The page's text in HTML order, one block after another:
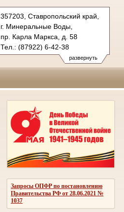
развернуть
357203, Ставропольский край,
г. Минеральные Воды,
пр. Карла Маркса, д. 58
Тел.: (87922) 6-42-38
6-43-89 (ф.)
mineralovodsky.stv@sudrf.ru
Запросы ОПФР по постановлению
Правительства РФ от 28.06.2021 №
1037